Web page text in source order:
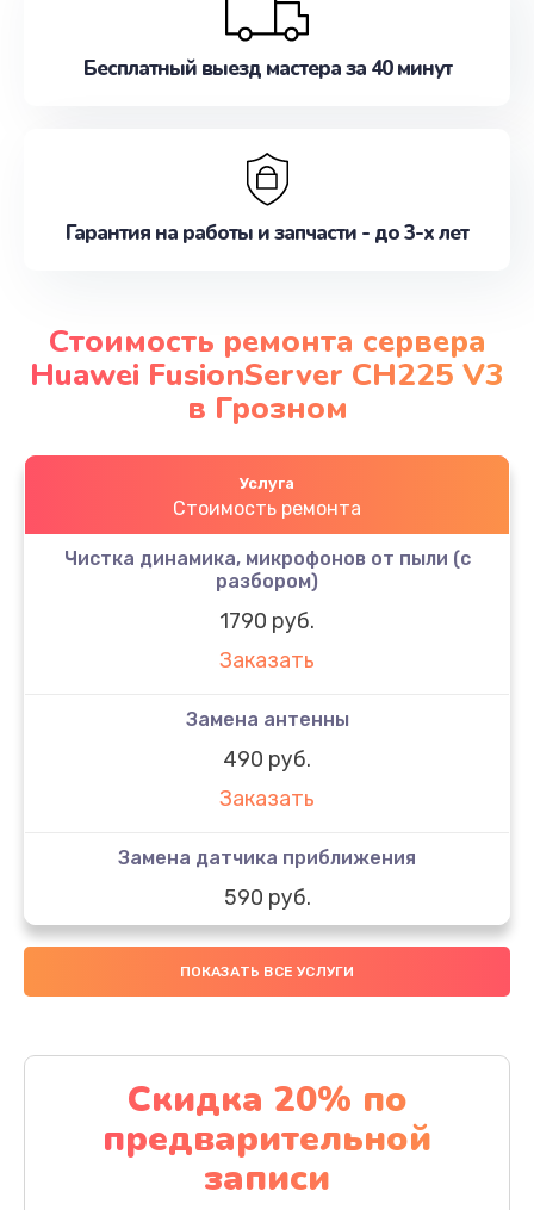
Бесплатный выезд мастера за 40 минут
Гарантия на работы и запчасти - до 3-х лет
Стоимость ремонта сервера
Huawei FusionServer CH225 V3
в Грозном
Услуга
Стоимость ремонта
Чистка динамика, микрофонов от пыли (с
разбором)
1790 руб.
Заказать
Замена антенны
490 руб.
Заказать
Замена датчика приближения
590 руб.
Заказать
Замена стекла
Обновление ПО
890 руб.
ПОКАЗАТЬ ВСЕ УСЛУГИ
Скидка 20% по
предварительной
записи